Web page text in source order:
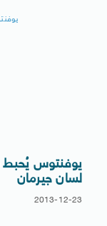
يوفنتوس يُحبط
لسان جيرمان
2013-12-23